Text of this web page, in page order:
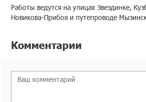
Работы ведутся на улицах Звездинке,
Новикова-Прибоя и путепроводе
Комментарии